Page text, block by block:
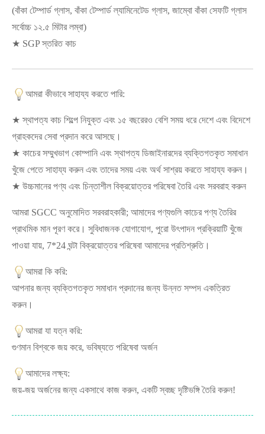
(বাঁকা টেম্পার্ড গ্লাস, বাঁকা টেম্পার্ড ল্যামিনেটেড গ্লাস, জাম্বো বাঁকা সেফটি গ্লাস
সর্বোচ্চ ১২.৫ মিটার লম্বা)
★ SGP স্তরিত কাচ
আমরা কীভাবে সাহায্য করতে পারি:
★ স্থাপত্য কাচ শিল্পে নিযুক্ত এবং ১৫ বছরেরও বেশি সময় ধরে দেশে এবং বিদেশে
গ্রাহকদের সেবা প্রদান করে আসছে।
★ কাচের সম্মুখভাগ কোম্পানি এবং স্থাপত্য ডিজাইনারদের ব্যক্তিগতকৃত সমাধান
খুঁজে পেতে সাহায্য করুন এবং তাদের সময় এবং অর্থ সাশ্রয় করতে সাহায্য করুন।
★ উচ্চমানের পণ্য এবং চিন্তাশীল বিক্রয়োত্তর পরিষেবা তৈরি এবং সরবরাহ করুন
আমরা SGCC অনুমোদিত সরবরাহকারী; আমাদের পণ্যগুলি কাচের পণ্য তৈরির
প্রাথমিক মান পূরণ করে। সুবিধাজনক যোগাযোগ, পুরো উৎপাদন প্রক্রিয়াটি খুঁজে
পাওয়া যায়, 7*24 ঘন্টা বিক্রয়োত্তর পরিষেবা আমাদের প্রতিশ্রুতি।
আমরা কি করি:
আপনার জন্য ব্যক্তিগতকৃত সমাধান প্রদানের জন্য উন্নত সম্পদ একত্রিত
করুন।
আমরা যা যত্ন করি:
গুণমান বিশ্বকে জয় করে, ভবিষ্যতে পরিষেবা অর্জন
আমাদের লক্ষ্য:
জয়-জয় অর্জনের জন্য একসাথে কাজ করুন, একটি স্বচ্ছ দৃষ্টিভঙ্গি তৈরি করুন!